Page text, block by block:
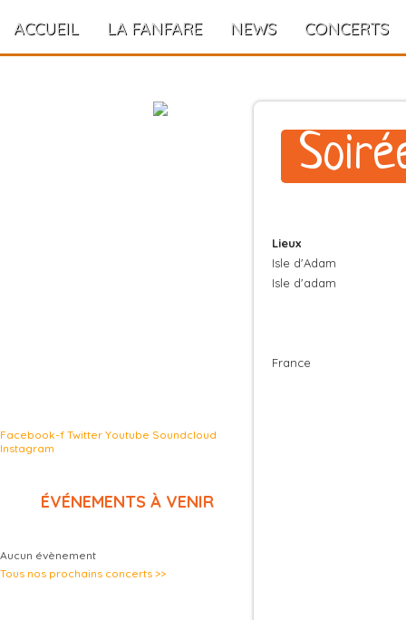
ACCUEIL LA FANFARE NEWS CONCERTS
Facebook-f Twitter Youtube Soundcloud
Instagram
ÉVÉNEMENTS À VENIR
Aucun évènement
Tous nos prochains concerts >>
Lieux
Isle d'Adam
Isle d'adam
France